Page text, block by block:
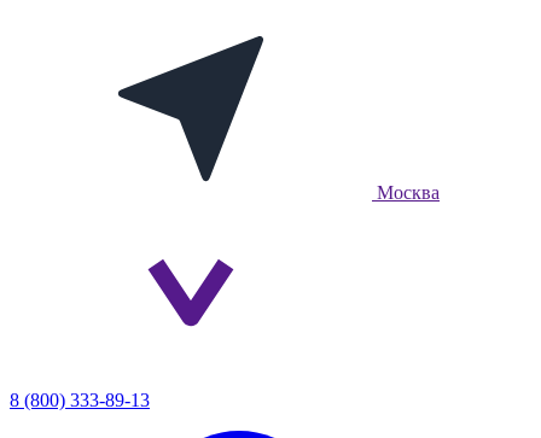
Москва
8 (800) 333-89-13